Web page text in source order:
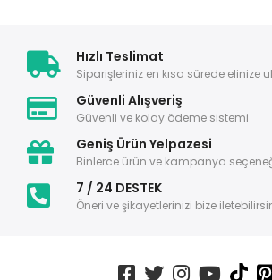
Hızlı Teslimat
Siparişleriniz en kısa sürede elinize
Güvenli Alışveriş
Güvenli ve kolay ödeme sistemi
Geniş Ürün Yelpazesi
Binlerce ürün ve kampanya
7 / 24 DESTEK
Öneri ve şikayetlerinizi bize